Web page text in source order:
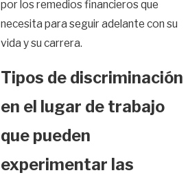
por los remedios financieros que
necesita para seguir adelante con su
vida y su carrera.
Tipos de discriminación
en el lugar de trabajo
que pueden
experimentar las